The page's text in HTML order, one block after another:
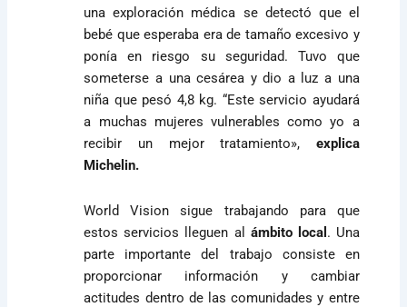
una exploración médica se detectó que el
bebé que esperaba era de tamaño excesivo y
ponía en riesgo su seguridad. Tuvo que
someterse a una cesárea y dio a luz a una
niña que pesó 4,8 kg. “Este servicio ayudará
a muchas mujeres vulnerables como yo a
recibir un mejor tratamiento»,
explica
Michelin.
World Vision sigue trabajando para que
estos servicios lleguen al ámbito local . Una
parte importante del trabajo consiste en
proporcionar información y cambiar
actitudes dentro de las comunidades y entre